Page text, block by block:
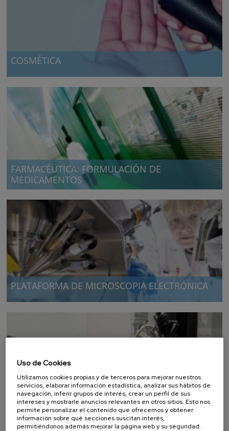
COSMÉTICA
FARMACÉUTICA: FORMULACIÓN DE
MEDICAMENTOS
Identificación, mapeo y análisis sin precedentes de los
PLATAFORMA DE MICROSCOPIA ELECTRÓNICA
Entender el comportamiento (anómalo) de materiales
FABRICACIÓN DE ESTÁNDARES
MUESTRAS PULIDAS DE SILICIO
Uso de Cookies
Utilizamos cookies propias y de terceros para mejorar nuestros
servicios, elaborar información estadística, analizar sus hábitos de
navegación, inferir grupos de interés, crear un perfil de sus
intereses y mostrarle anuncios relevantes en otros sitios. Esto nos
permite personalizar el contenido que ofrecemos y obtener
información sobre qué secciones suscitan interés,
permitiéndonos además mejorar la página web y su seguridad.